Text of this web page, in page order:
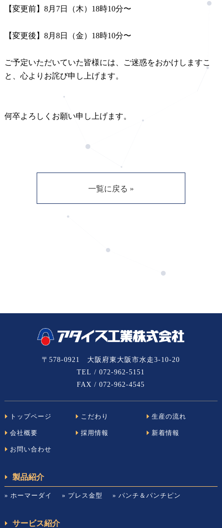
【変更前】8月7日（木）18時10分〜
【変更後】8月8日（金）18時10分〜
ご予定いただいていた皆様には、ご迷惑をおかけしますこ
と、心よりお詫び申し上げます。
何卒よろしくお願い申し上げます。
一覧に戻る »
〒578-0921 大阪府東大阪市水走3-10-20
TEL / 072-962-5151
FAX / 072-962-4545
トップページ こだわり 生産の流れ
会社概要 採用情報 新着情報
お問い合わせ
製品紹介
» ホーマーダイ » プレス金型 » パンチ＆パンチピン
サービス紹介